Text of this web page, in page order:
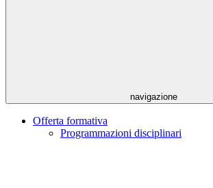
navigazione
Offerta formativa
Programmazioni disciplinari